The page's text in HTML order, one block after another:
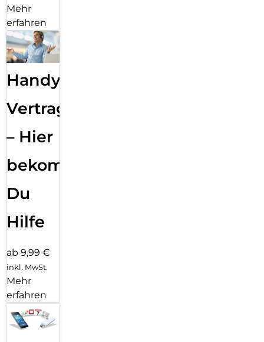
Mehr
erfahren
Handy
Vertragsabwicklung
– Hier
bekommst
Du
Hilfe
ab 9,99 €
inkl. MwSt.
Mehr
erfahren